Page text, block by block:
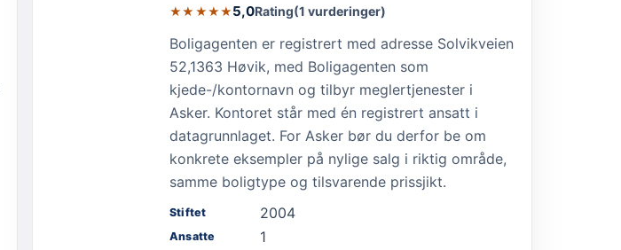
★★★★★5,0Rating(1 vurderinger)
Boligagenten er registrert med adresse Solvikveien
52,1363 Høvik, med Boligagenten som
kjede-/kontornavn og tilbyr meglertjenester i
Asker. Kontoret står med én registrert ansatt i
datagrunnlaget. For Asker bør du derfor be om
konkrete eksempler på nylige salg i riktig område,
samme boligtype og tilsvarende prissjikt.
Stiftet 2004
Ansatte 1